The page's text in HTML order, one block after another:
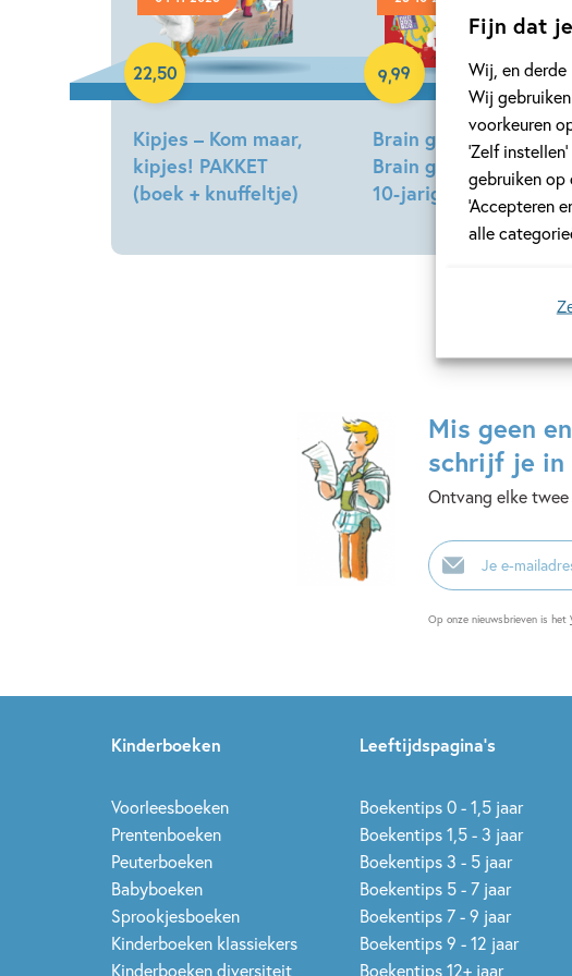
Fijn dat
Wij, en
Wij
voorkeuren
‘Zelf
gebruiken op
‘Accepteren
alle
Kipjes – Kom maar,
kipjes! PAKKET
(boek + knuffeltje)
Peters
22,50
Hardcover
Brain games 3 –
Brain games voor
10-jarigen
Moore
9,99
Paperback
Mis geen
schrijf je in
Ontvang elke
E-
mailadres
Op onze nieuwsbrieven is het
Kinderboeken
Voorleesboeken
Prentenboeken
Peuterboeken
Babyboeken
Sprookjesboeken
Kinderboeken klassiekers
Kinderboeken diversiteit
Leeftijdspagina’s
Boekentips 0 - 1,5 jaar
Boekentips 1,5 - 3 jaar
Boekentips 3 - 5 jaar
Boekentips 5 - 7 jaar
Boekentips 7 - 9 jaar
Boekentips 9 - 12 jaar
Boekentips 12+ jaar